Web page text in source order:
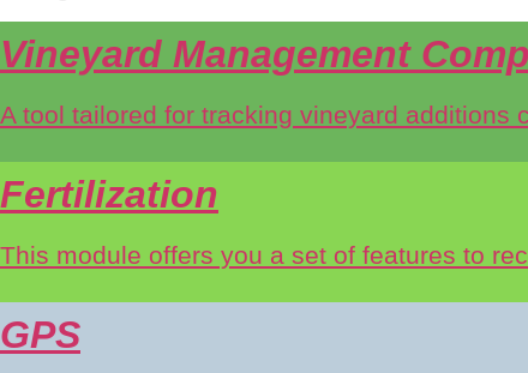
Vineyard Management
A tool tailored for tracking vineyard additions
Fertilization
This module offers you a set of features to
GPS